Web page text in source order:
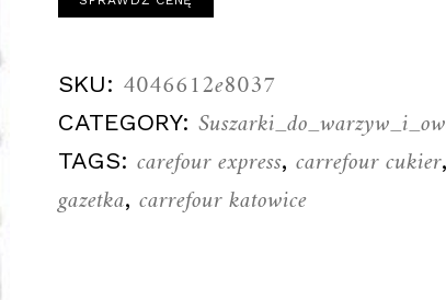
SKU: 4046612e8037
CATEGORY:
TAGS:carefour express,carrefour cukier
gazetka,carrefour katowice